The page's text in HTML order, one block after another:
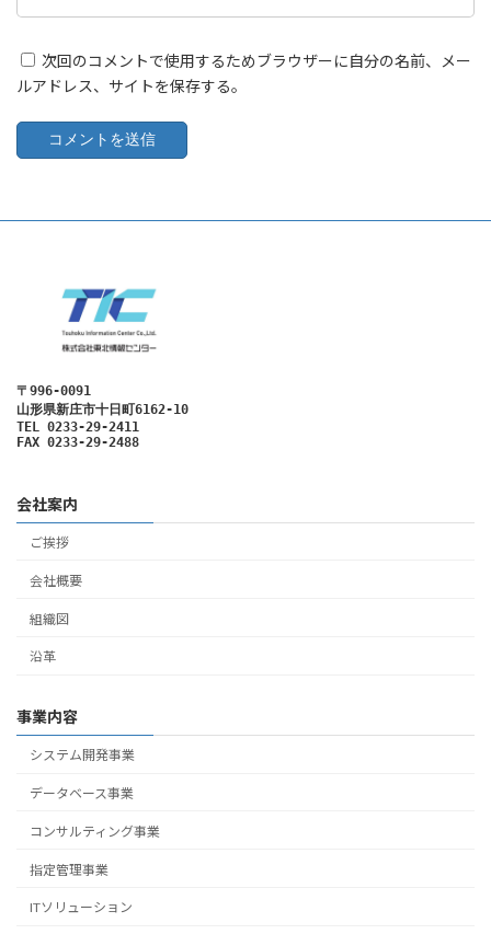
次回のコメントで使用するためブラウザーに自分の名前、メー
ルアドレス、サイトを保存する。
〒996-0091
山形県新庄市十日町6162-10
TEL 0233-29-2411
FAX 0233-29-2488
会社案内
ご挨拶
会社概要
組織図
沿革
事業内容
システム開発事業
データベース事業
コンサルティング事業
指定管理事業
ITソリューション